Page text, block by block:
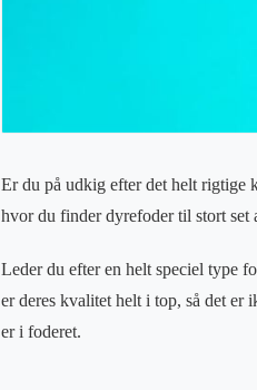
Er du på udkig efter det helt rigtige
hvor du finder dyrefoder til stort
Leder du efter en helt speciel type
er deres kvalitet helt i top, så det
er i foderet.